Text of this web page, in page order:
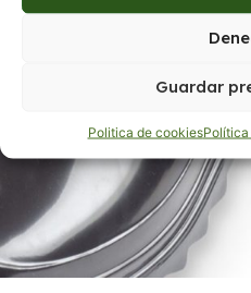
Guardar
Politica de cookiesPolítica